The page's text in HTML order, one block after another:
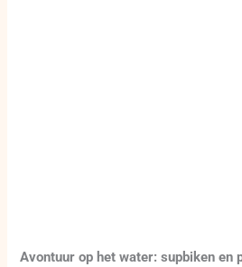
Avontuur op het water: supbiken en